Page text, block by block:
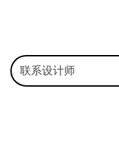
联系设计师